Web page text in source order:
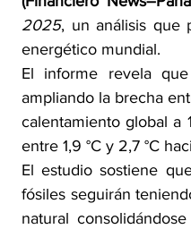
2025, un análisis que
energético mundial.
El informe revela
ampliando la brecha
calentamiento global a
entre 1,9 °C y 2,7 °C
El estudio sostiene
fósiles seguirán
natural